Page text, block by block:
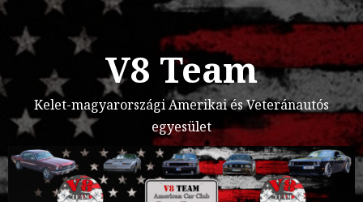
Skip
content
V8 Team
Kelet-magyarországi Amerikai és Veteránautós
egyesület